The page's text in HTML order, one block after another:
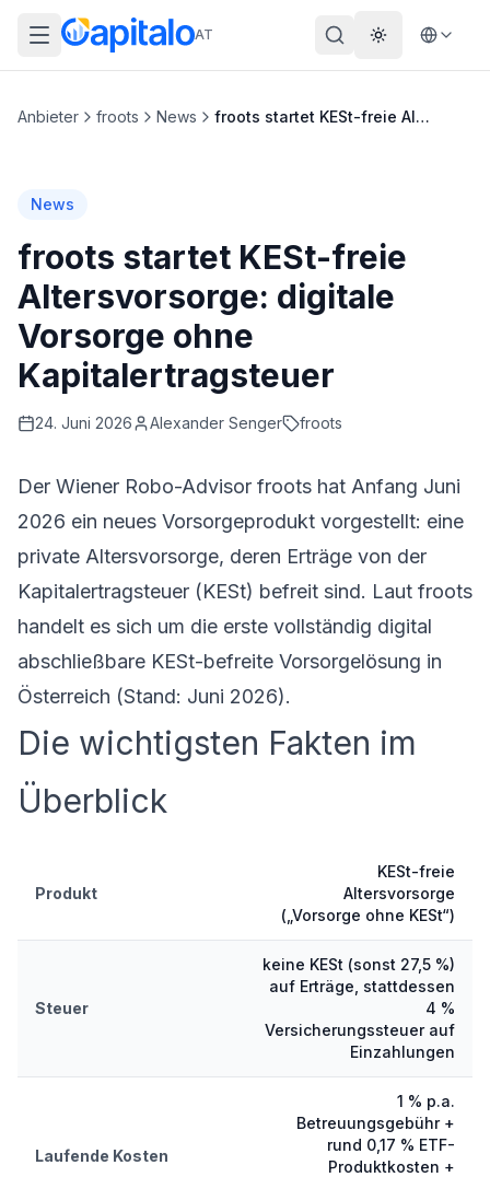
AT Theme
Anbieter froots News froots startet KESt-freie Altersvorsorge: digitale Vorsorge ohne Kapitalertragsteuer
News
froots startet KESt-freie
Altersvorsorge: digitale
Vorsorge ohne
Kapitalertragsteuer
24. Juni 2026 Alexander Senger froots
Der Wiener Robo-Advisor froots hat Anfang Juni
2026 ein neues Vorsorgeprodukt vorgestellt: eine
private Altersvorsorge, deren Erträge von der
Kapitalertragsteuer (KESt) befreit sind. Laut froots
handelt es sich um die erste vollständig digital
abschließbare KESt-befreite Vorsorgelösung in
Österreich (Stand: Juni 2026).
Die wichtigsten Fakten im
Überblick
Produkt
KESt-freie
Altersvorsorge
(„Vorsorge ohne KESt“)
Steuer
keine KESt (sonst 27,5 %)
auf Erträge, stattdessen
4 %
Versicherungssteuer auf
Einzahlungen
Laufende Kosten
1 % p.a.
Betreuungsgebühr +
rund 0,17 % ETF-
Produktkosten +